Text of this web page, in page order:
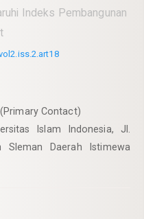
Indeks Pembangunan
(Primary Contact)
Islam Indonesia, Jl.
Sleman Daerah Istimewa